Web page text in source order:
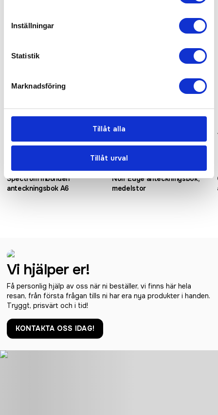
Inställningar
Statistik
Marknadsföring
Tillåt alla
Tillåt urval
Relaterade produkter
Spectrum inbunden
anteckningsbok A6
Noir Edge anteckningsbok,
medelstor
Vi hjälper er!
Få personlig hjälp av oss när ni beställer, vi finns här hela
resan, från första frågan tills ni har era nya produkter i handen.
Tryggt, prisvärt och i tid!
KONTAKTA OSS IDAG!